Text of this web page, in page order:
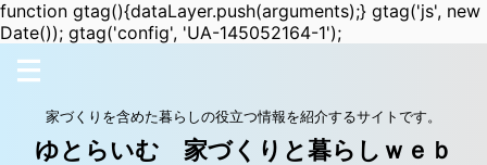
function gtag(){dataLayer.push(arguments);} gtag('js', new
Date()); gtag('config', 'UA-145052164-1');
家づくりを含めた暮らしの役立つ情報を紹介するサイトです。
ゆとらいむ 家づくりと暮らしｗｅｂ